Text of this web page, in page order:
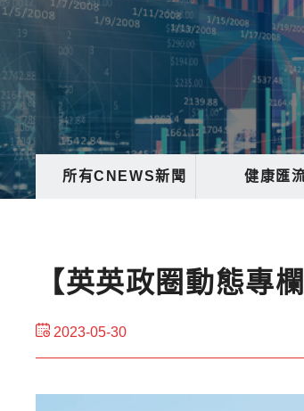
所有CNEWS新聞 健康匯
【英英政圈動態專
2023-05-30